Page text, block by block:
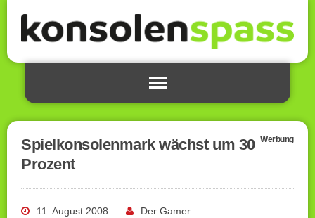
Spielkonsolenmark wächst um 30
Prozent
Werbung
11. August 2008 Der Gamer